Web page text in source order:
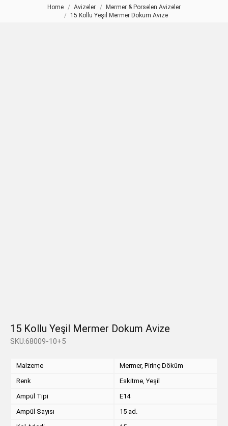
You are here:Home Avizeler
Mermer & Porselen Avizeler
15 Kollu Yeşil Mermer Dokum Avize
15 Kollu Yeşil Mermer Dokum Avize
SKU:68009-10+5
Malzeme
Mermer, Pirinç Döküm
Renk
Eskitme, Yeşil
Ampül Tipi
E14
Ampül Sayısı
15 ad.